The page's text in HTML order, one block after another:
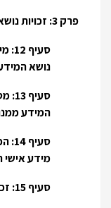
פרק 3: זכויות נושא המידע(סעיפים 12-23)
נושא
המידע
מידע אישי
סעיף 15: זכות נושא המידע לגישה